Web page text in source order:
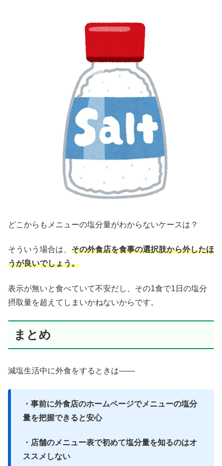
どこからもメニューの塩分量がわからないケースは？
そういう場合は、 その外食店を食事の選択肢から外したほ
うが良いでしょう。
表示が無いと食べていて不安だし、その1食で1日の塩分
摂取量を超えてしまいかねないからです。
まとめ
減塩生活中に外食をするときは――
・事前に外食店のホームページでメニューの塩分
量を把握できると安心
・店舗のメニュー表で初めて塩分量を知るのはオ
ススメしない